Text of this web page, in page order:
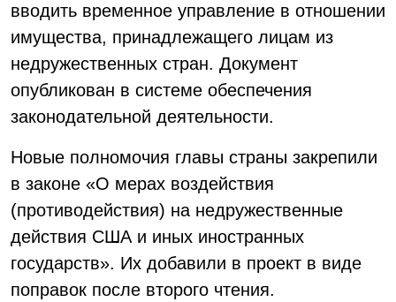
вводить временное управление в отношении
имущества, принадлежащего лицам из
недружественных стран. Документ
опубликован в системе обеспечения
законодательной деятельности.
Новые полномочия главы страны закрепили
в законе «О мерах воздействия
(противодействия) на недружественные
действия США и иных иностранных
государств». Их добавили в проект в виде
поправок после второго чтения.